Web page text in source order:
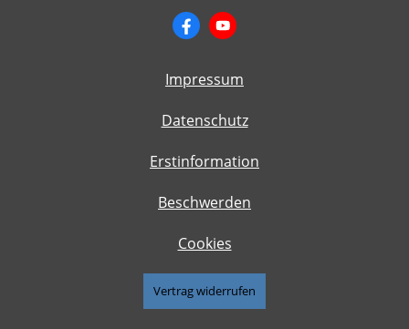
Impressum
Datenschutz
Erstinformation
Beschwerden
Cookies
Vertrag widerrufen